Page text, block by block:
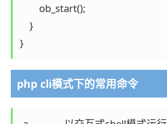
        ob_start();
    }
}
php cli模式下的常用命令